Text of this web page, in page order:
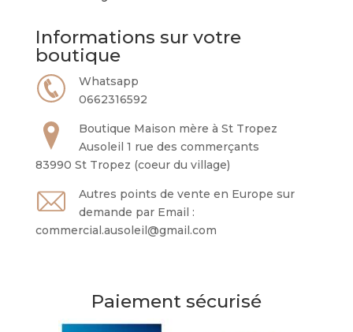
Informations sur votre
boutique
Whatsapp
0662316592
Boutique Maison mère à St Tropez
Ausoleil 1 rue des commerçants
83990 St Tropez (coeur du village)
Autres points de vente en Europe sur
demande par Email :
commercial.ausoleil@gmail.com
Paiement sécurisé